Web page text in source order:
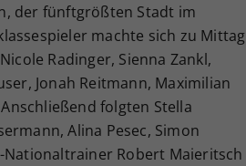
der fünftgrößten Stadt im
machte sich zu Mittag
Radinger, Sienna Zankl,
Jonah Reitmann, Maximilian
folgten Stella
Alina Pesec, Simon
Nationaltrainer Robert Maieritsch